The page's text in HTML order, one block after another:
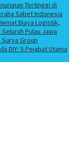
Tertinggi di
Sabet Indonesia
Biaya Logistik,
Pulau Jawa
Surya Group
DIY: 5 Pejabat Utama